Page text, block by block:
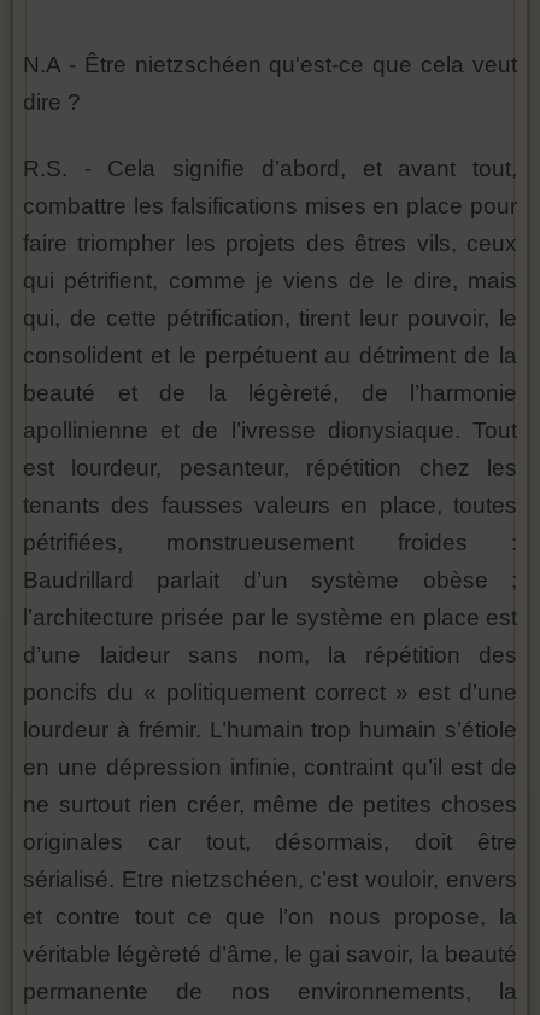
N.A - Être nietzschéen qu'est-ce que cela veut
dire ?
R.S. - Cela signifie d’abord, et avant tout,
combattre les falsifications mises en place pour
faire triompher les projets des êtres vils, ceux
qui pétrifient, comme je viens de le dire, mais
qui, de cette pétrification, tirent leur pouvoir, le
consolident et le perpétuent au détriment de la
beauté et de la légèreté, de l’harmonie
apollinienne et de l’ivresse dionysiaque. Tout
est lourdeur, pesanteur, répétition chez les
tenants des fausses valeurs en place, toutes
pétrifiées, monstrueusement froides :
Baudrillard parlait d’un système obèse ;
l’architecture prisée par le système en place est
d’une laideur sans nom, la répétition des
poncifs du « politiquement correct » est d’une
lourdeur à frémir. L’humain trop humain s’étiole
en une dépression infinie, contraint qu’il est de
ne surtout rien créer, même de petites choses
originales car tout, désormais, doit être
sérialisé. Etre nietzschéen, c’est vouloir, envers
et contre tout ce que l’on nous propose, la
véritable légèreté d’âme, le gai savoir, la beauté
permanente de nos environnements, la